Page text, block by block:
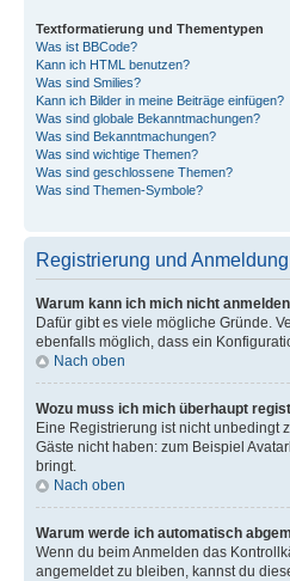
Textformatierung und Thementypen
Was ist BBCode?
Kann ich HTML benutzen?
Was sind Smilies?
Kann ich Bilder in meine Beiträge einfügen?
Was sind globale Bekanntmachungen?
Was sind Bekanntmachungen?
Was sind wichtige Themen?
Was sind geschlossene Themen?
Was sind Themen-Symbole?
Registrierung und Anmeldung
Warum kann ich mich nicht
Dafür gibt es viele mögliche Gründe.
ebenfalls möglich, dass ein
Nach oben
Wozu muss ich mich überhaupt
Eine Registrierung ist nicht unbedingt
Gäste nicht haben: zum Beispiel
bringt.
Nach oben
Warum werde ich automatisch
Wenn du beim Anmelden das
angemeldet zu bleiben, kannst du